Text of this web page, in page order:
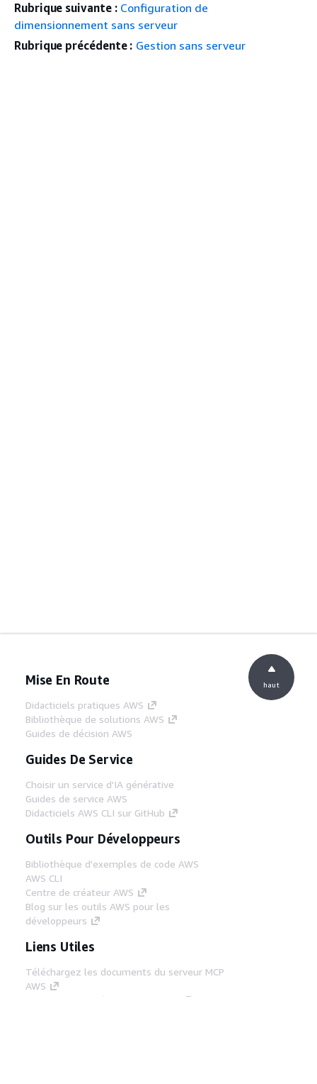
Rubrique suivante : Configuration de
dimensionnement sans serveur
Rubrique précédente : Gestion sans serveur
Mise En Route
Didacticiels pratiques AWS
Bibliothèque de solutions AWS
Guides de décision AWS
Guides De Service
Choisir un service d'IA générative
Guides de service AWS
Didacticiels AWS CLI sur GitHub
Outils Pour Développeurs
Bibliothèque d'exemples de code AWS
AWS CLI
Centre de créateur AWS
Blog sur les outils AWS pour les
développeurs
Liens Utiles
Téléchargez les documents du serveur MCP
AWS
Connectez-vous à la console AWS
haut